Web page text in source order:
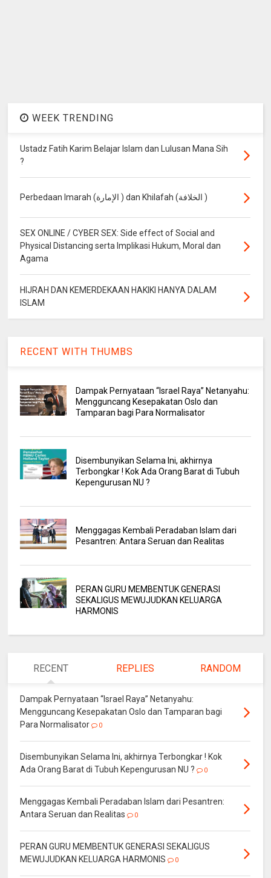
WEEK TRENDING
Ustadz Fatih Karim Belajar Islam dan Lulusan Mana Sih
?
Perbedaan Imarah (الإمارة ) dan Khilafah (الخلافة )
SEX ONLINE / CYBER SEX: Side effect of Social and
Physical Distancing serta Implikasi Hukum, Moral dan
Agama
HIJRAH DAN KEMERDEKAAN HAKIKI HANYA DALAM
ISLAM
RECENT WITH THUMBS
Dampak Pernyataan “Israel Raya” Netanyahu:
Mengguncang Kesepakatan Oslo dan
Tamparan bagi Para Normalisator
Disembunyikan Selama Ini, akhirnya
Terbongkar ! Kok Ada Orang Barat di Tubuh
Kepengurusan NU ?
Menggagas Kembali Peradaban Islam dari
Pesantren: Antara Seruan dan Realitas
PERAN GURU MEMBENTUK GENERASI
SEKALIGUS MEWUJUDKAN KELUARGA
HARMONIS
RECENT REPLIES RANDOM
Dampak Pernyataan “Israel Raya” Netanyahu:
Mengguncang Kesepakatan Oslo dan Tamparan bagi
Para Normalisator
0
Disembunyikan Selama Ini, akhirnya Terbongkar ! Kok
Ada Orang Barat di Tubuh Kepengurusan NU ?
0
Menggagas Kembali Peradaban Islam dari Pesantren:
Antara Seruan dan Realitas
0
PERAN GURU MEMBENTUK GENERASI SEKALIGUS
MEWUJUDKAN KELUARGA HARMONIS
0